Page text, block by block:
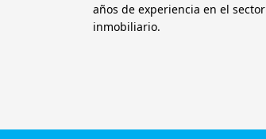
años de experiencia en el sector
inmobiliario.